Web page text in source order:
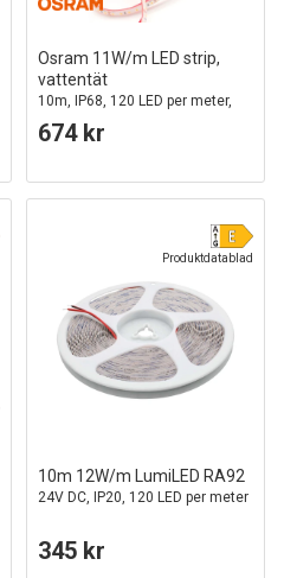
Osram 11W/m LED strip,
vattentät
10m, IP68, 120 LED per meter,
24V, RA92
674 kr
Produktdatablad
10m 12W/m LumiLED RA92
24V DC, IP20, 120 LED per meter
345 kr